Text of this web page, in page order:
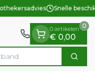
Snelle
Zoek
0 artikelen
€ 0,00
0